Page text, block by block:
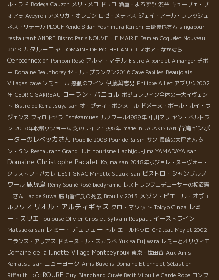
ル・ラド Bodega Cauzon メリ・メロ ドウロ 酒屋・よろずや 渋谷 キューヴェ・ヴ
ォアラ Aveyron アメリカ・オレゴン ロゼ・メティス ジェイ・アール・フレッシュ
ネス・リテール PLOUF Kendo 8 dan Yoshimura Kenichi 田崎真也さん singapour
restaurant ANDRE Bistro Paris NOUVELLE MAIRIE Damien Coquelet Nouveau
2018 カタルーニャ DOMAINE DE BOTHELAND エスポア・なかむら
Oenoconnexion Pompon Rosé アルマ・マテル Bistro A boire et A manger チボ
ー Domaine Beauthorey セ・ル・プランタン2016 Cave Papilles Beaujolais
Villages cave ソミュール 感動のワイン 伊藤與志男 Philippe Alliet アブリウ2002
年 CEDRIC GARREAU ローラン・バニョル ボジョレワイン全体の一大イヴェン
ト Bistro de Komatsuya san オ・プティ・ボンヌール ドメーヌ・ポール・ルイ・ウ
ジェンヌ フィロキセラ Estézargues ルノワール1989年 中川マリ ヤン・ベルトラ
ン 2018年収穫リショーム 剣のワイン 1998年 made in JAJAKISTAN 台湾インポ
ーターのレベッカさん Poupille 2008 Pour de Raisin サン 長崎の大坪さん タ
ン・タン Restaurant Grand Huit tourisme Hachijou-jima YAMADAYA san
Domaine Christophe Pacalet Kojima san 2018年ボジョレ・ヌーヴォー・
クリストフ・パカレ LESTIGNAC Minette Suzuki san ビストロ・シャンブルノ
ワール 鹿児島 Rémy Soulié Rosé biodynamic レストランプロデューサーの柳沼憲
一さん Lac de Suwa 勝山晋作氏の死去 Brouilly 2013 メゾン・ピエール・オヴェ
ルノワ オリオル・アルティギャス クロ・マソット Tokyo Ginza レミ
ー・スリエ Toulouse Olivier Cros et Sylvain Respaut イーストライン
Matsuoka san レミー・デュフェートル エールドゥロ Château Meylet 2002
ロランス・アリアス ドメーヌ・ル・スカラベ Yukiya Fujiwara レミーとオリヴィエ
Domaine de la lunotte Village Montpeyroux 東京・世田谷 Aux Amis
Komatsu san ニューヨーク Amis Buvons Domaine Etienne et Sébastien
Riffault Loïc ROURE Guy Blanchard Cuvée Bedit Vilou Le Garde Robe コンフ